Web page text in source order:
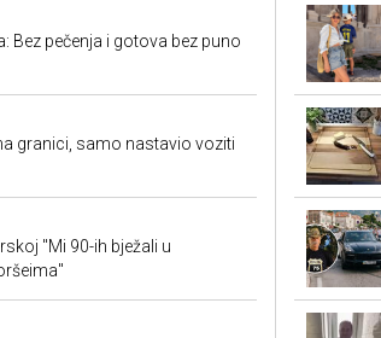
Bez pečenja i gotova bez puno
granici, samo nastavio voziti
"Mi 90-ih bježali u